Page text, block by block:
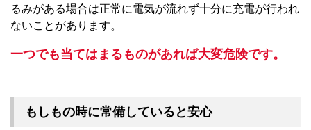
るみがある場合は正常に電気が流れず十分に充電が行われ
ないことがあります。
一つでも当てはまるものがあれば大変危険です。
もしもの時に常備していると安心